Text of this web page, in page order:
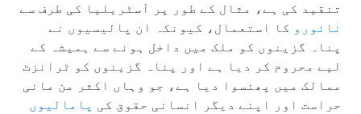
تنقید کی ہے، مثال کے طور پر آسٹریلیا کی طرف سے
نائورو کا استعمال، کیونکہ ان پالیسیوں نے
پناہ گزینوں کو ملک میں داخل ہونے سے ہمیشہ کے
لیے محروم کر دیا ہے اور پناہ گزینوں کو ٹرانزٹ
ممالک میں پھنسوا دیا ہے، جو وہاں اکثر من مانی
حراست اور اپنے دیگر انسانی حقوق کی پامالیوں